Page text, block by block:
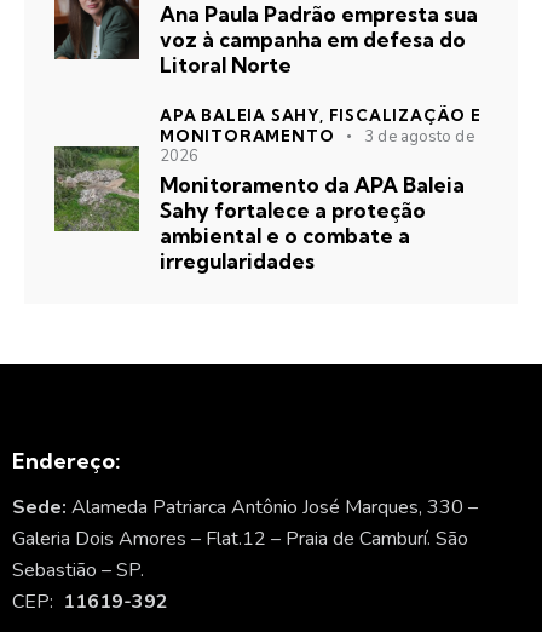
Ana Paula Padrão empresta sua
voz à campanha em defesa do
Litoral Norte
APA BALEIA SAHY, FISCALIZAÇÃO E
MONITORAMENTO
3 de agosto de
2026
Monitoramento da APA Baleia
Sahy fortalece a proteção
ambiental e o combate a
irregularidades
Endereço:
Sede: Alameda Patriarca Antônio José Marques, 330 –
Galeria Dois Amores – Flat.12 – Praia de Camburí. São
Sebastião – SP.
CEP: 11619-392